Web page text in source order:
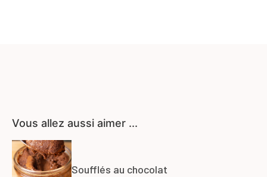
Vous allez aussi aimer ...
Soufflés au chocolat